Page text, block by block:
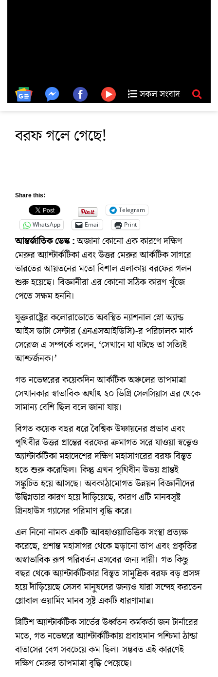
সকল সংবাদ
বরফ গলে গেছে!
Share this:
Telegram
WhatsApp
Email Print
আন্তর্জাতিক ডেস্ক :অজানা কোনো এক কারণে দক্ষিণ
মেরুর অ্যান্টার্কটিকা এবং উত্তর মেরুর আর্কটিক সাগরে
ভারতের আয়তনের মতো বিশাল এলাকায় বরফের গলন
শুরু হয়েছে। বিজ্ঞানীরা এর কোনো সঠিক কারণ খুঁজে
পেতে সক্ষম হননি।
যুক্তরাষ্ট্রের কলোরাডোতে অবস্থিত ন্যাশনাল স্নো অ্যান্ড
আইস ডাটা সেন্টার (এনএসআইডিসি)-র পরিচালক মার্ক
সেরেজ এ সম্পর্কে বলেন, ‘সেখানে যা ঘটছে তা সত্যিই
আশ্চর্জনক।’
গত নভেম্বরের কয়েকদিন আর্কটিক অঞ্চলের তাপমাত্রা
সেখানকার স্বাভাবিক অর্থাৎ ২০ ডিগ্রি সেলসিয়াস এর থেকে
সামান্য বেশি ছিল বলে জানা যায়।
বিগত কয়েক বছর ধরে বৈশ্বিক উষ্ণায়নের প্রভাব এবং
পৃথিবীর উত্তর প্রান্তের বরফের ক্রমাগত সরে যাওয়া স্বত্ত্বেও
অ্যান্টার্কটিকা মহাদেশের দক্ষিণ মহাসাগরের বরফ বিস্তৃত
হতে শুরু করেছিল। কিন্তু এখন পৃথিবীন উভয় প্রান্তই
সঙ্কুচিত হয়ে আসছে। অবকাঠামোগত উন্নয়ন বিজ্ঞানীদের
উদ্বিগ্নতার কারণ হয়ে দাঁড়িয়েছে, কারণ এটি মানবসৃষ্ট
গ্রিনহাউস গ্যাসের পরিমাণ বৃদ্ধি করে।
এল নিনো নামক একটি আবহাওয়াভিত্তিক সংস্থা প্রত্যক্ষ
করেছে, প্রশান্ত মহাসাগর থেকে ছড়ানো তাপ এবং প্রকৃতির
অস্বাভাবিক রূপ পরিবর্তন এসবের জন্য দায়ী। গত কিছু
বছর থেকে অ্যান্টার্কটিকার বিস্তৃত সামুদ্রিক বরফ বড় প্রসঙ্গ
হয়ে দাঁড়িয়েছে সেসব মানুষদের জন্যও যারা সন্দেহ করতেন
গ্লোবাল ওয়ার্মিং মানব সৃষ্ট একটি ধারণামাত্র।
ব্রিটিশ অ্যান্টার্কটিক সার্ভের উর্ধ্বতন কর্মকর্তা জন টার্নারের
মতে, গত নভেম্বরে অ্যান্টার্কটিকায় প্রবাহমান পশ্চিমা ঠান্ডা
বাতাসের বেগ সবচেয়ে কম ছিল। সম্ভবত এই কারণেই
দক্ষিণ মেরুর তাপমাত্রা বৃদ্ধি পেয়েছে।